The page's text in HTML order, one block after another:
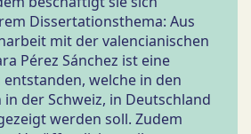
Dissertationsthema: Aus
mit der valencianischen
Pérez Sánchez ist eine
welche in den
in der Schweiz, in Deutschland
werden soll. Zudem